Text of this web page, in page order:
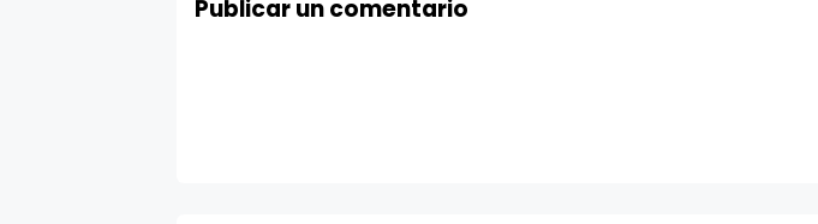
Publicar un comentario